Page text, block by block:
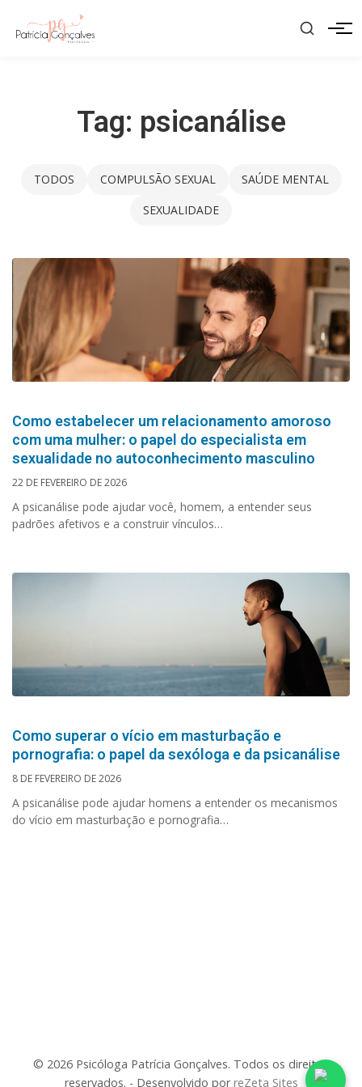
para
Tag: psicanálise
TODOS COMPULSÃO SEXUAL
SAÚDE MENTAL
SEXUALIDADE
Como estabelecer um relacionamento amoroso
com uma mulher: o papel do especialista em
sexualidade no autoconhecimento masculino
22 DE FEVEREIRO DE 2026
A psicanálise pode ajudar você, homem, a entender seus
padrões afetivos e a construir vínculos…
Como superar o vício em masturbação e
pornografia: o papel da sexóloga e da psicanálise
8 DE FEVEREIRO DE 2026
A psicanálise pode ajudar homens a entender os mecanismos
do vício em masturbação e pornografia…
© 2026 Psicóloga Patrícia Gonçalves. Todos os direitos
reservados. - Desenvolvido porreZeta Sites